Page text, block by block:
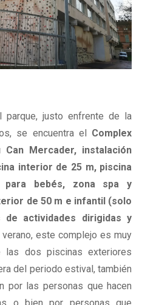
parque, justo enfrente de la
se encuentra el Complex
Mercader, instalación
interior de 25 m, piscina
para bebés, zona spa y
de 50 m e infantil (solo
de actividades dirigidas y
verano, este complejo es muy
las dos piscinas exteriores
del periodo estival, también
por las personas que hacen